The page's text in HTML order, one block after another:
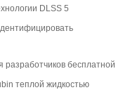
DLSS 5
бесплатной
теплой жидкостью